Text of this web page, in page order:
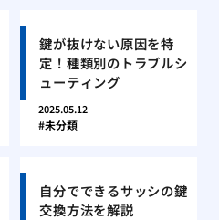
鍵が抜けない原因を特
定！種類別のトラブルシ
ューティング
2025.05.12
未分類
自分でできるサッシの鍵
交換方法を解説